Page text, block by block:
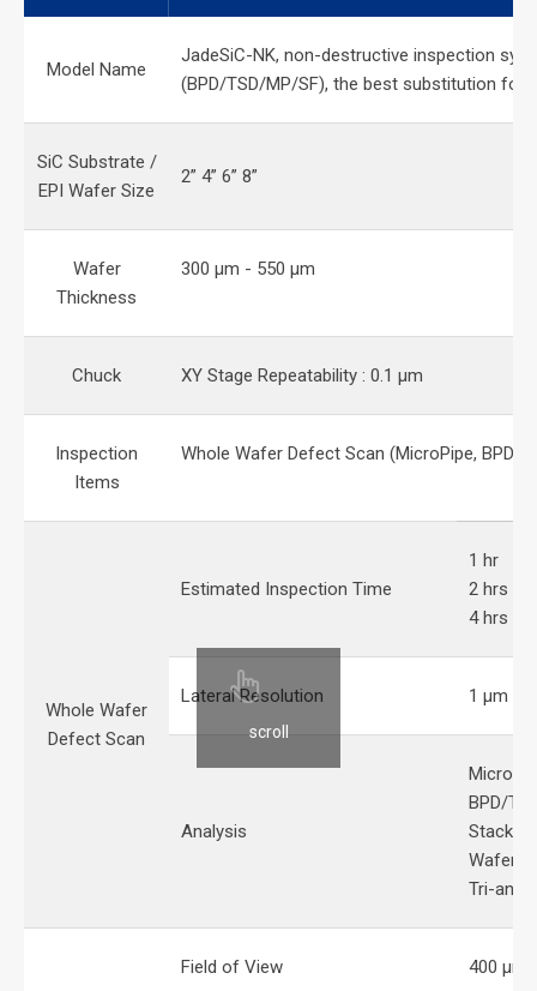
scroll
Model Name
JadeSiC-NK, non-destructive inspection
(BPD/TSD/MP/SF), the best substitution for
SiC Substrate /
EPI Wafer Size
2” 4” 6” 8”
Wafer
Thickness
300 μm - 550 μm
Chuck XY Stage Repeatability : 0.1 μm
Inspection
Items
Whole Wafer Defect Scan (MicroPipe, BPD,
Whole Wafer
Defect Scan
Estimated Inspection Time
1 hr
2 hrs
4 hrs
Lateral Resolution 1 μm
Analysis
BPD/
Wafer
Tri-
Field of View 400 μm